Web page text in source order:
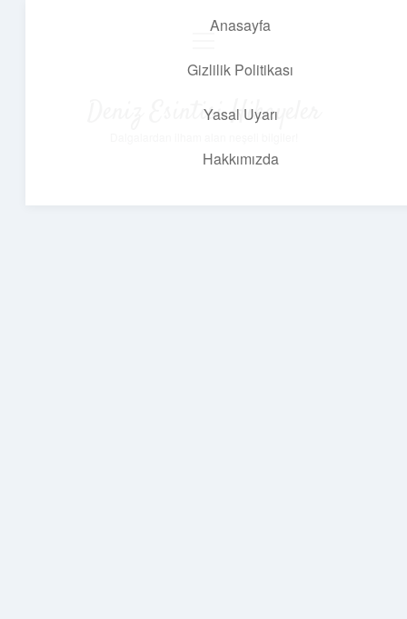
Anasayfa
Gizlilik Politikası
Yasal Uyarı
Hakkımızda
Deniz Esintisi Hikayeler